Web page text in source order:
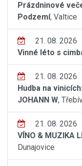
Prázdninové
Podzemí, Valtice
21. 08. 2026
Vinné léto s
21. 08. 2026
Hudba na
JOHANN W,
21. 08. 2026
VÍNO & MUZIKA
Dunajovice